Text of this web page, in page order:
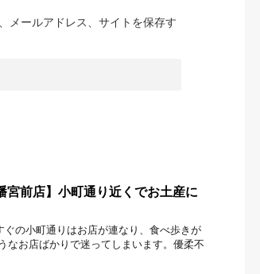
メールアドレス、サイトを保存す
宮前店】小町通り近くでお土産に
の小町通りはお店が連なり、食べ歩きが
なお店ばかりで迷ってしまいます。優柔不